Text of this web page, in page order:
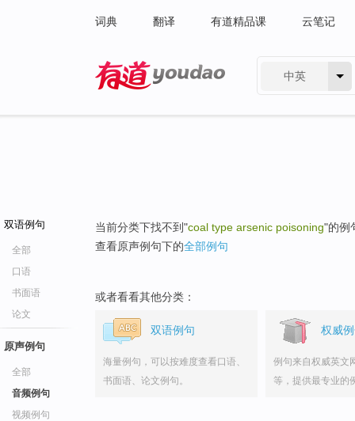
词典 翻译 有道精品课 云笔记
中英
双语例句
全部
口语
书面语
论文
原声例句
全部
音频例句
视频例句
当前分类下找不到"coal type arsenic poisoning"的例
查看原声例句下的全部例句
或者看看其他分类：
双语例句
海量例句，可以按难度查看口语、
书面语、论文例句。
权威
例句来自权威英文
等，提供最专业的